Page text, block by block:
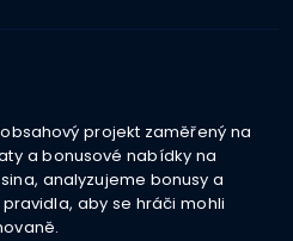
projekt zaměřený na
a bonusové nabídky na
analyzujeme bonusy a
aby se hráči mohli